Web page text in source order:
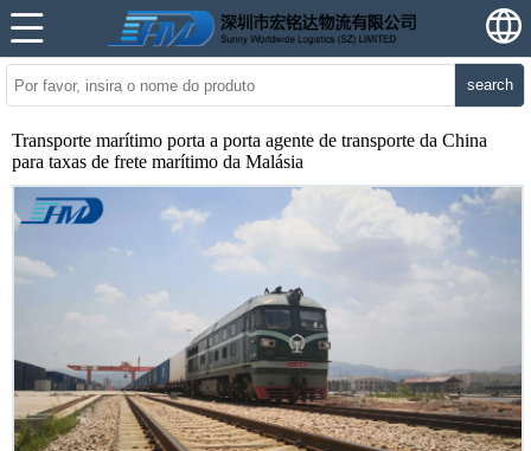
search
Transporte marítimo porta a porta agente de transporte da China
para taxas de frete marítimo da Malásia